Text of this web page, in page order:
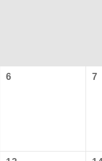
6 7
日出発空港（駅）まで